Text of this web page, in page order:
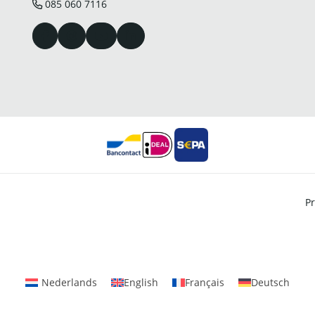
085 060 7116
Nederlands English Français Deutsch